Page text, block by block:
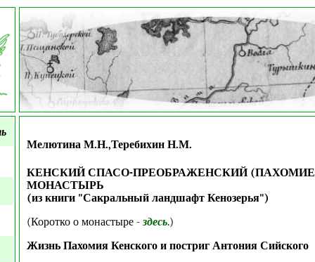
Мелютина М.Н.,Теребихин Н.М.
КЕНСКИЙ СПАСО-ПРЕОБРАЖЕНСКИЙ
МОНАСТЫРЬ
(из книги "Сакральный ландшафт Кенозерья")
(Коротко о монастыре - здесь.)
Жизнь Пахомия Кенского и постриг Антония Сийского